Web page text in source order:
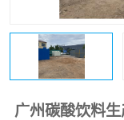
广州碳酸饮料